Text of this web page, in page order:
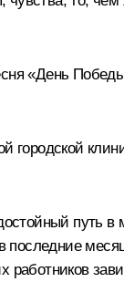
«День
городской
путь в
последние